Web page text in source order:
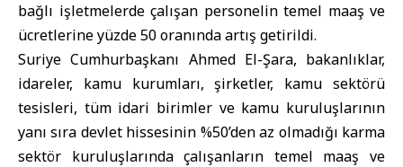
bağlı işletmelerde çalışan personelin temel maaş ve
ücretlerine yüzde 50 oranında artış getirildi.
Suriye Cumhurbaşkanı Ahmed El-Şara, bakanlıklar,
idareler, kamu kurumları, şirketler, kamu sektörü
tesisleri, tüm idari birimler ve kamu kuruluşlarının
yanı sıra devlet hissesinin %50’den az olmadığı karma
sektör kuruluşlarında çalışanların temel maaş ve